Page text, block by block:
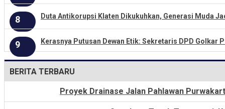
8 Duta Antikorupsi Klaten Dikukuhkan, Generasi Muda
9 Kerasnya Putusan Dewan Etik: Sekretaris DPD Golkar
BERITA TERBARU
Proyek Drainase Jalan Pahlawan